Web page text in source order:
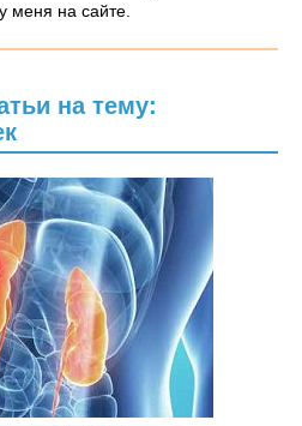
меня на сайте.
на тему: